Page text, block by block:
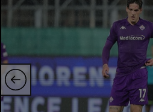
Cupa României
Echipa Națională
U21
Fotbal feminin